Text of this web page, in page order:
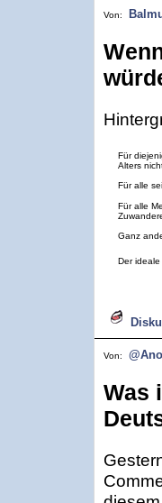
Von:
Für
Alters
Für alle
Für alle
Ganz
Der
Von:
Was